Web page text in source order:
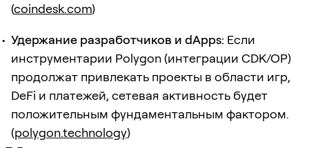
(coindesk.com)
Удержание разработчиков и dApps: Если
инструментарии Polygon (интеграции CDK/OP)
продолжат привлекать проекты в области игр,
DeFi и платежей, сетевая активность будет
положительным фундаментальным фактором.
(polygon.technology)